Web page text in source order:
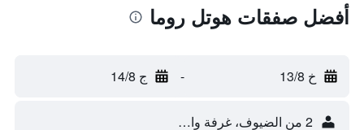
أفضل صفقات هوتل روما
خ 13/8 - ج 14/8
2 من الضيوف، غرفة واحدة